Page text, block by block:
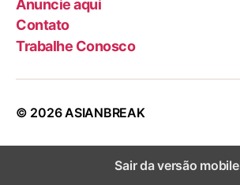
Anuncie aqui
Contato
Trabalhe Conosco
© 2026ASIANBREAK
Sair da versão mobile